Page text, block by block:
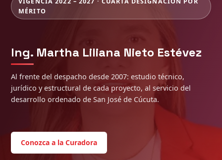
MÉRITO
Ing. Martha Liliana Nieto Estévez
Al frente del despacho desde 2007: estudio técnico,
jurídico y estructural de cada proyecto, al servicio del
desarrollo ordenado de San José de Cúcuta.
Conozca a la Curadora